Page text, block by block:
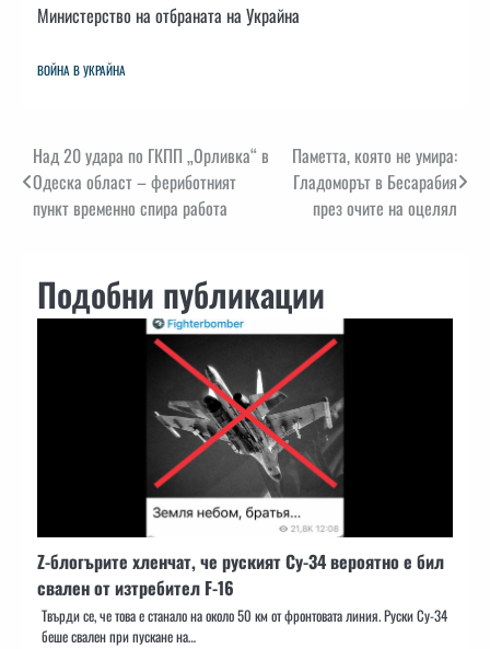
Министерство на отбраната на Украйна
ВОЙНА В УКРАЙНА
Навигация
Над 20 удара по ГКПП „Орливка“ в
Одеска област – фериботният
пункт временно спира работа
Паметта, която не умира:
Гладоморът в Бесарабия
през очите на оцелял
Подобни публикации
Z-блогърите хленчат, че руският Су-34 вероятно е бил
свален от изтребител F-16
Твърди се, че това е станало на около 50 км от фронтовата линия. Руски Су-34
беше свален при пускане на…